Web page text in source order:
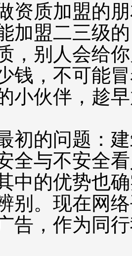
资质加盟的
加盟二三级
，别人会给
钱，不可能
小伙伴，趁
初的问题：
全与不安全
中的优势也
别。现在网
告，作为同